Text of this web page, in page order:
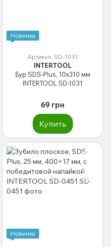
Новинка
Артикул: SD-1031
INTERTOOL
Бур SDS-Plus, 10x310 мм
INTERTOOL SD-1031
69 грн
Купить
Новинка